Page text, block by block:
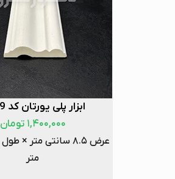
ابزار پلی یورتان کد P139
۱,۴۰۰,۰۰۰ تومان
متر